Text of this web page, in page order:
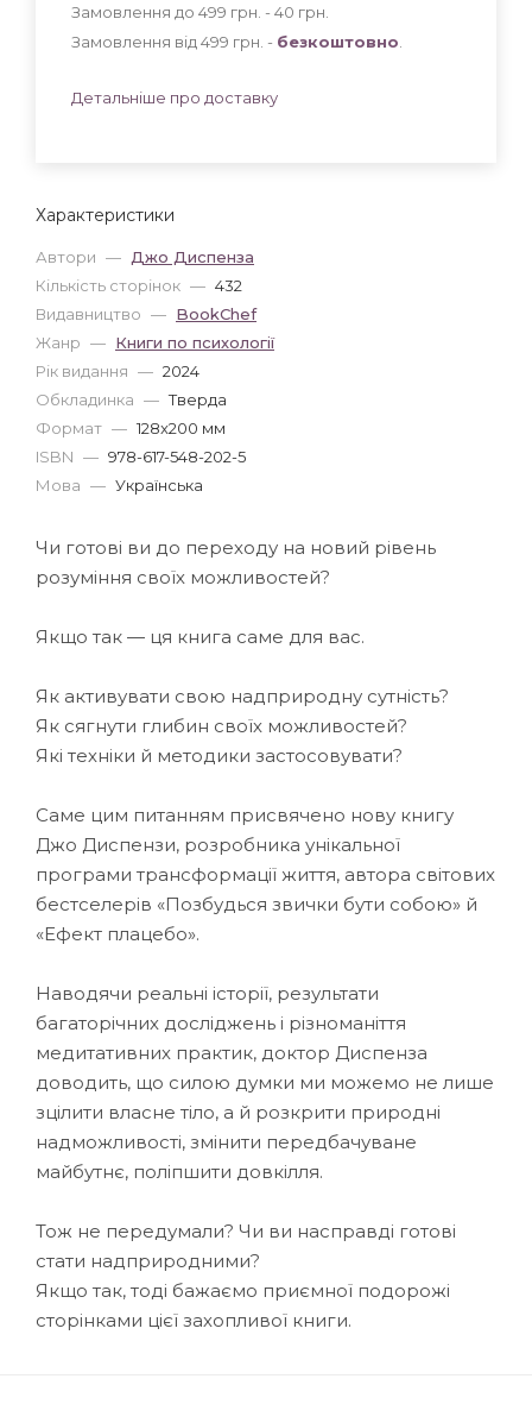
Характеристики
Автори — Джо Диспенза
Кількість сторінок — 432
Видавництво — BookChef
Жанр — Книги по психології
Рік видання — 2024
Обкладинка — Тверда
Формат — 128x200 мм
ISBN — 978-617-548-202-5
Мова — Українська
Замовлення до 499 грн. - 40 грн
Замовлення від 499 грн. - безкоштовно
Детальніше про доставку
Чи готові ви до переходу на новий рівень
розуміння своїх можливостей?
Якщо так — ця книга саме для вас.
Як активувати свою надприродну сутність?
Як сягнути глибин своїх можливостей?
Які техніки й методики застосовувати?
Саме цим питанням присвячено нову книгу
Джо Диспензи, розробника унікальної
програми трансформації життя, автора світових
бестселерів «Позбудься звички бути собою» й
«Ефект плацебо».
Наводячи реальні історії, результати
багаторічних досліджень і різноманіття
медитативних практик, доктор Диспенза
доводить, що силою думки ми можемо не лише
зцілити власне тіло, а й розкрити природні
надможливості, змінити передбачуване
майбутнє, поліпшити довкілля.
Тож не передумали? Чи ви насправді готові
стати надприродними?
Якщо так, тоді бажаємо приємної подорожі
сторінками цієї захопливої книги.